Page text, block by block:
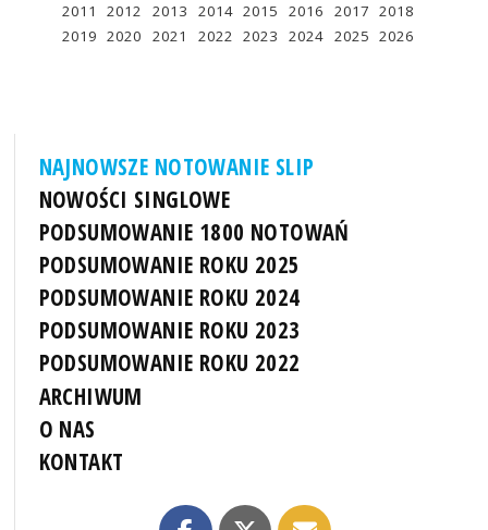
2011
2012 2013 2014 2015 2016 2017 2018
2019 2020 2021 2022 2023 2024 2025 2026
NAJNOWSZE NOTOWANIE SLIP
NOWOŚCI SINGLOWE
PODSUMOWANIE 1800 NOTOWAŃ
PODSUMOWANIE ROKU 2025
PODSUMOWANIE ROKU 2024
PODSUMOWANIE ROKU 2023
PODSUMOWANIE ROKU 2022
ARCHIWUM
O NAS
KONTAKT